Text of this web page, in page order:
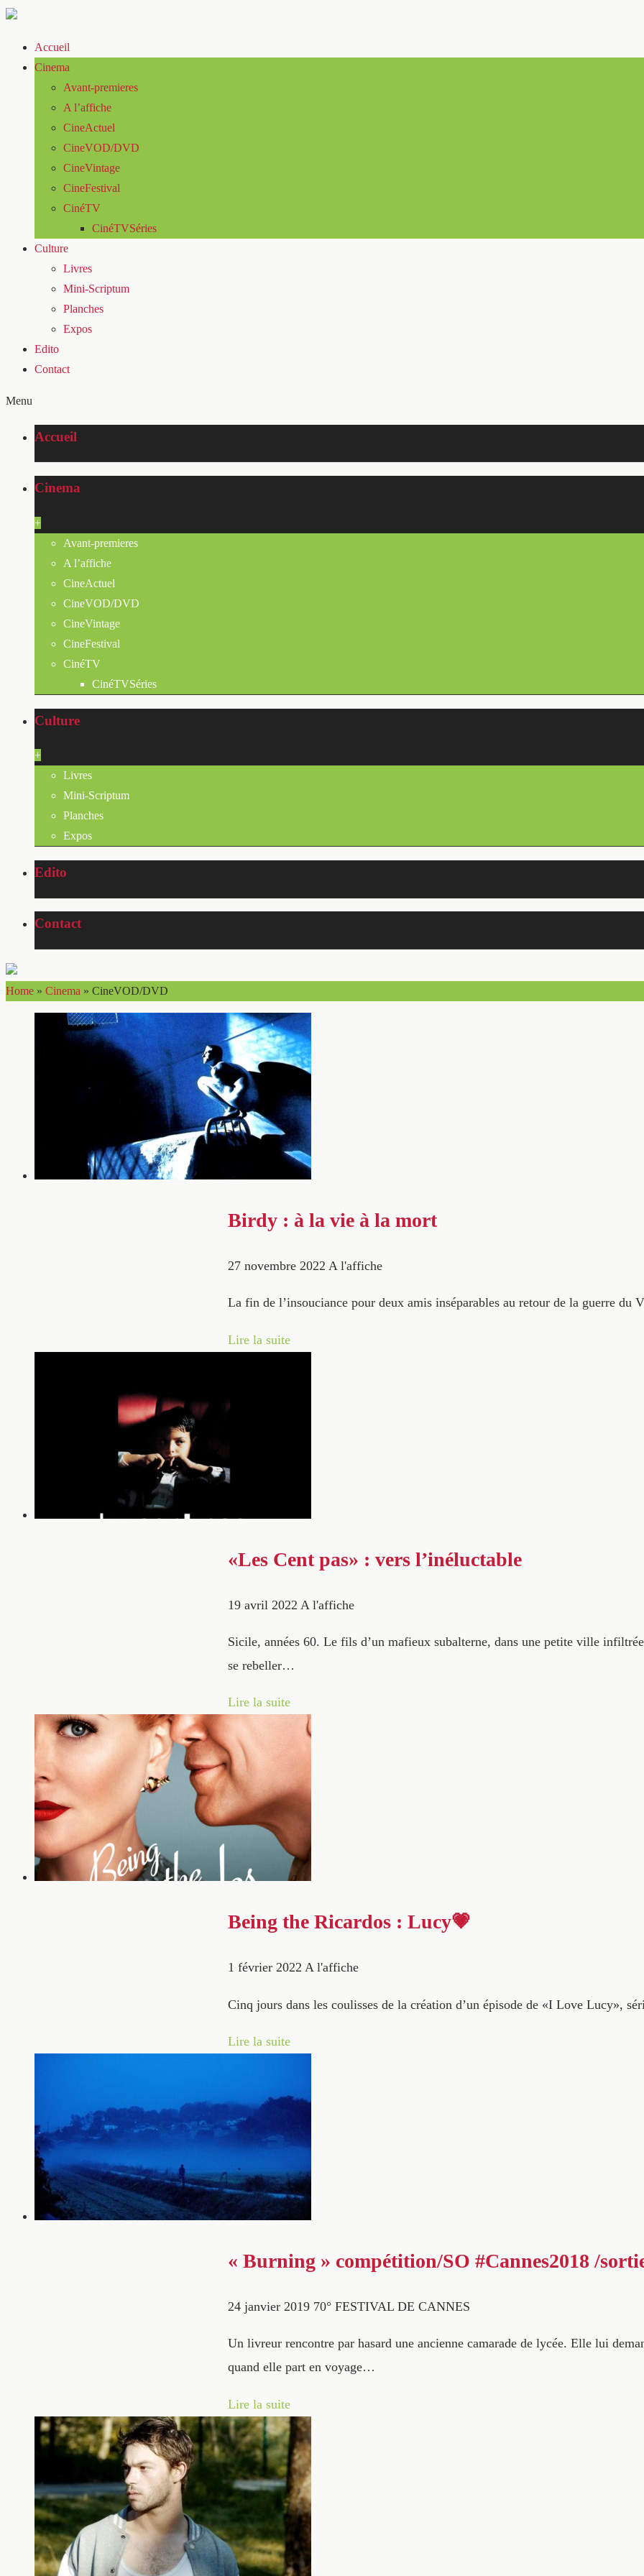
Accueil
Cinema
Avant-premieres
A l’affiche
CineActuel
CineVOD/DVD
CineVintage
CineFestival
CinéTV
CinéTVSéries
Culture
Livres
Mini-Scriptum
Planches
Expos
Edito
Contact
Menu
Accueil
Cinema
+
Avant-premieres
A l’affiche
CineActuel
CineVOD/DVD
CineVintage
CineFestival
CinéTV
CinéTVSéries
Culture
+
Livres
Mini-Scriptum
Planches
Expos
Edito
Contact
Home » Cinema » CineVOD/DVD
Birdy : à la vie à la mort
27 novembre 2022 A l'affiche
La fin de l’insouciance pour deux amis inséparables au retour de la guerre du
Lire la suite
«Les Cent pas» : vers l’inéluctable
19 avril 2022 A l'affiche
Sicile, années 60. Le fils d’un mafieux subalterne, dans une petite ville
se rebeller…
Lire la suite
Being the Ricardos : Lucy💗
1 février 2022 A l'affiche
Cinq jours dans les coulisses de la création d’un épisode de «I Love Lucy»,
Lire la suite
« Burning » compétition/SO #Cannes2018 /
24 janvier 2019 70° FESTIVAL DE CANNES
Un livreur rencontre par hasard une ancienne camarade de lycée. Elle lui
quand elle part en voyage…
Lire la suite